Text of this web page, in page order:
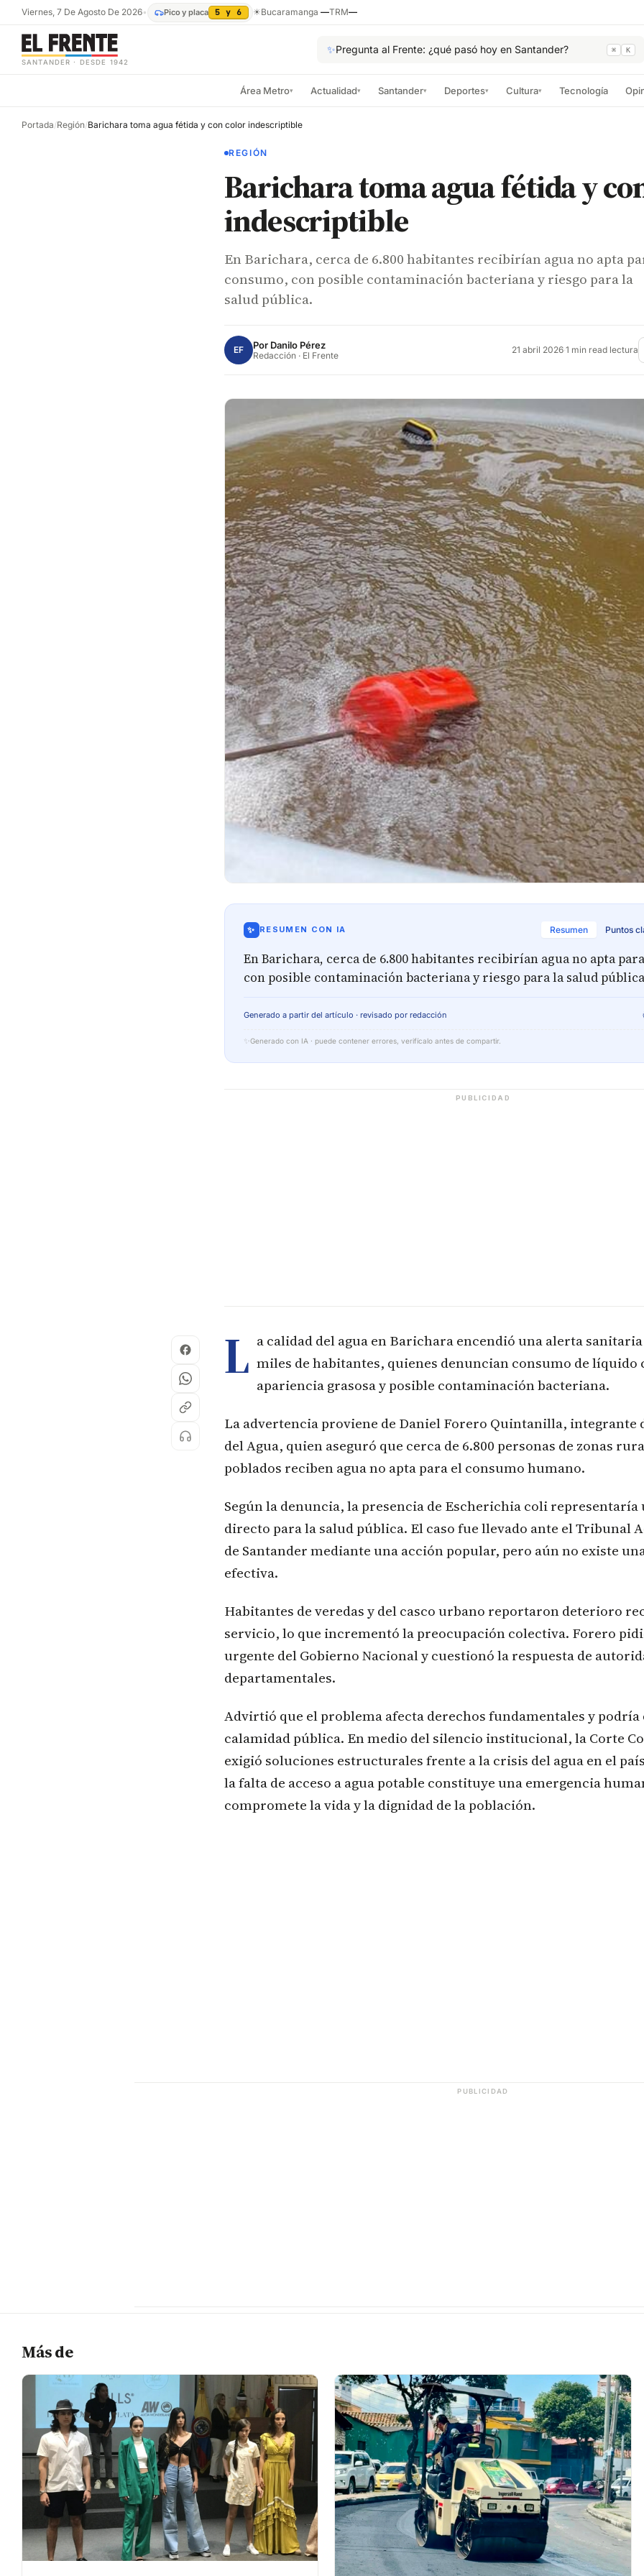
Viernes, 7 De Agosto De 2026• Pico y placa 5 y 6 ☀Bucaramanga —TRM—
SANTANDER · DESDE 1942
✨Pregunta al Frente: ¿qué pasó hoy en Santander? ⌘ K
Área Metro▾ Actualidad▾ Santander▾ Deportes▾ Cultura▾ Tecnología
Portada/Región/Barichara toma agua fétida y con color indescriptible
REGIÓN
Barichara toma agua fétida y
indescriptible
En Barichara, cerca de 6.800 habitantes recibirían agua no apta
consumo, con posible contaminación bacteriana y riesgo para la
salud pública.
EF Por Danilo Pérez
Redacción · El Frente 21 abril 2026·1 min read lectura
✨ RESUMEN CON IA Resumen Puntos
En Barichara, cerca de 6.800 habitantes recibirían agua no apta
con posible contaminación bacteriana y riesgo para la salud
Generado a partir del artículo · revisado por redacción
✨ Generado con IA · puede contener errores, verifícalo antes de compartir.
PUBLICIDAD
L a calidad del agua en Barichara encendió una alerta sanitaria
miles de habitantes, quienes denuncian consumo de líquido
apariencia grasosa y posible contaminación bacteriana.
La advertencia proviene de Daniel Forero Quintanilla, integrante
del Agua, quien aseguró que cerca de 6.800 personas de zonas
poblados reciben agua no apta para el consumo humano.
Según la denuncia, la presencia de Escherichia coli representaría
directo para la salud pública. El caso fue llevado ante el Tribunal
de Santander mediante una acción popular, pero aún no existe
efectiva.
Habitantes de veredas y del casco urbano reportaron deterioro
servicio, lo que incrementó la preocupación colectiva. Forero
urgente del Gobierno Nacional y cuestionó la respuesta de
departamentales.
Advirtió que el problema afecta derechos fundamentales y podría
calamidad pública. En medio del silencio institucional, la Corte
exigió soluciones estructurales frente a la crisis del agua en el
la falta de acceso a agua potable constituye una emergencia
compromete la vida y la dignidad de la población.
PUBLICIDAD
Más de